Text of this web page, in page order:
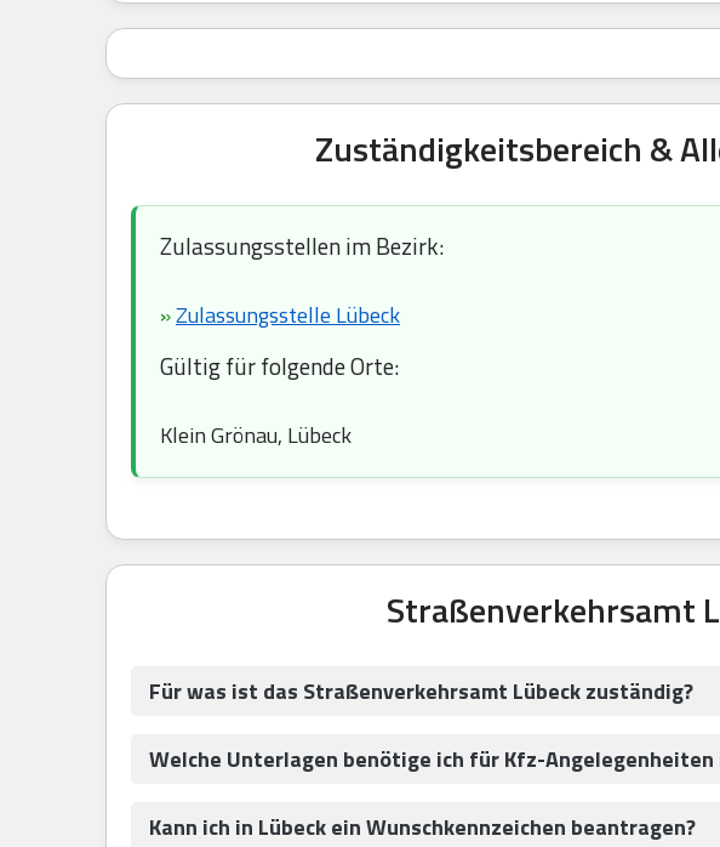
Zuständigkeitsbereich &
Zulassungsstellen im Bezirk:
»Zulassungsstelle Lübeck
Gültig für folgende Orte:
Klein Grönau, Lübeck
Straßenverkehrsamt
Für was ist das Straßenverkehrsamt Lübeck zuständig?
Welche Unterlagen benötige ich für Kfz-
Kann ich in Lübeck ein Wunschkennzeichen beantragen?